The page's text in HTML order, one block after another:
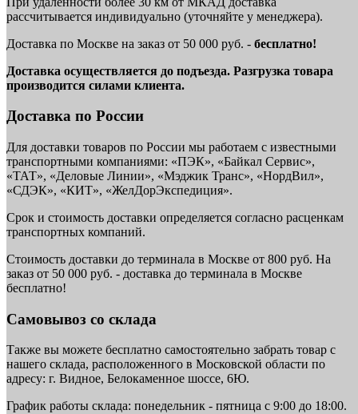
рассчитывается индивидуально (уточняйте у менеджера).
Доставка по Москве на заказ от 50 000 руб. - бесплатно!
Доставка осуществляется до подъезда. Разгрузка товара
производится силами клиента.
Доставка по России
Для доставки товаров по России мы работаем с известными
транспортными компаниями: «ПЭК», «Байкал Сервис»,
«ТАТ», «Деловые Линии», «Мэджик Транс», «НордВил»,
«СДЭК», «КИТ», «ЖелДорЭкспедиция».
Срок и стоимость доставки определяется согласно расценкам
транспортных компаний.
Стоимость доставки до терминала в Москве от 800 руб. На
заказ от 50 000 руб. - доставка до терминала в Москве
бесплатно!
Самовывоз со склада
Также вы можете бесплатно самостоятельно забрать товар с
нашего склада, расположенного в Московской области по
адресу: г. Видное, Белокаменное шоссе, 6Ю.
График работы склада: понедельник - пятница с 9:00 до 18:00.